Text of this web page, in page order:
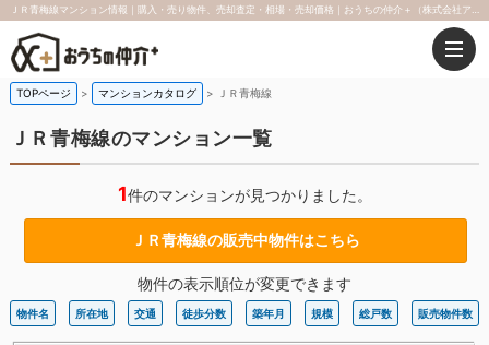
TOPページ マンションカタログ ＪＲ青梅線
ＪＲ青梅線のマンション一覧
1件のマンションが見つかりました。
ＪＲ青梅線の販売中物件はこちら
物件の表示順位が変更できます
物件名 所在地 交通 徒歩分数 築年月 規模 総戸数 販売物件数